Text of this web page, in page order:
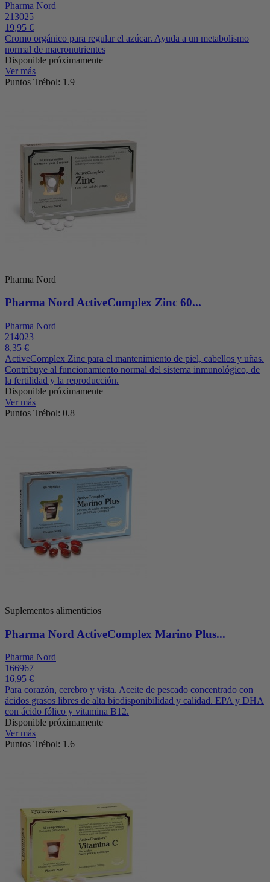
Pharma Nord
213025
19,95 €
Cromo orgánico para regular el azúcar. Ayuda a un metabolismo
normal de macronutrientes
Disponible próximamente
Ver más
Puntos Trébol: 1.9
Pharma Nord
Pharma Nord ActiveComplex Zinc 60...
Pharma Nord
214023
8,35 €
ActiveComplex Zinc para el mantenimiento de piel, cabellos y uñas.
Contribuye al funcionamiento normal del sistema inmunológico, de
la fertilidad y la reproducción.
Disponible próximamente
Ver más
Puntos Trébol: 0.8
Suplementos alimenticios
Pharma Nord ActiveComplex Marino Plus...
Pharma Nord
166967
16,95 €
Para corazón, cerebro y vista. Aceite de pescado concentrado con
ácidos grasos libres de alta biodisponibilidad y calidad. EPA y DHA
con ácido fólico y vitamina B12.
Disponible próximamente
Ver más
Puntos Trébol: 1.6